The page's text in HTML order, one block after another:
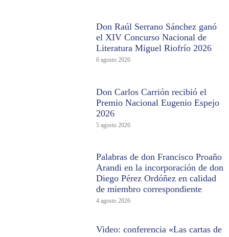
Don Raúl Serrano Sánchez ganó
el XIV Concurso Nacional de
Literatura Miguel Riofrío 2026
6 agosto 2026
Don Carlos Carrión recibió el
Premio Nacional Eugenio Espejo
2026
5 agosto 2026
Palabras de don Francisco Proaño
Arandi en la incorporación de don
Diego Pérez Ordóñez en calidad
de miembro correspondiente
4 agosto 2026
Video: conferencia «Las cartas de